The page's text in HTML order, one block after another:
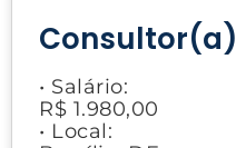
• Salário:
R$ 1.980,00
• Local: